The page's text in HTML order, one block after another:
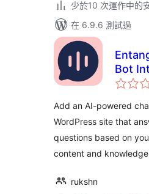
少於10 次運作中的
在 6.9.6 測試過
Bot
Add an AI-powered
WordPress site that
questions based on
content and
rukshn